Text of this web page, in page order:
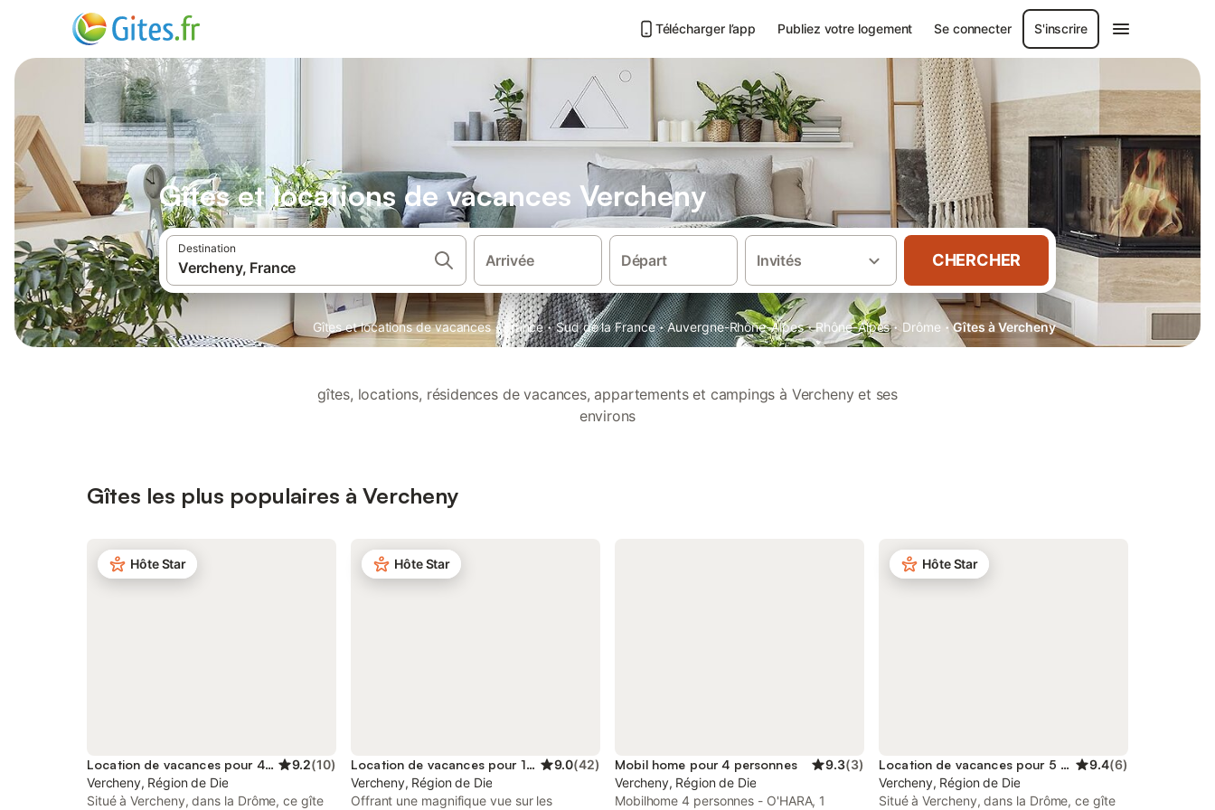
Télécharger l’app Publiez votre logement Se connecter S'inscrire
Gîtes et locations de vacances Vercheny
Destination
Arrivée Départ Invités CHERCHER
Gîtes et locations de vacances · France · Sud de la France · Auvergne-Rhône-Alpes · Rhône-Alpes · Drôme · Gîtes à Vercheny
gîtes, locations, résidences de vacances, appartements et campings à Vercheny et ses
environs
Gîtes les plus populaires à Vercheny
Hôte Star
Location de vacances pour 4 personnes 9.2(10)
Vercheny, Région de Die
Situé à Vercheny, dans la Drôme, ce gîte
Hôte Star
Location de vacances pour 10 personnes 9.0(42)
Vercheny, Région de Die
Offrant une magnifique vue sur les
Mobil home pour 4 personnes 9.3(3)
Vercheny, Région de Die
Mobilhome 4 personnes - O'HARA, 1
Hôte Star
Location de vacances pour 5 personnes 9.4(6)
Vercheny, Région de Die
Situé à Vercheny, dans la Drôme, ce gîte